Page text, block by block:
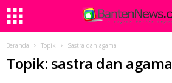
Beranda Topik Sastra dan agama
Topik: sastra dan agama